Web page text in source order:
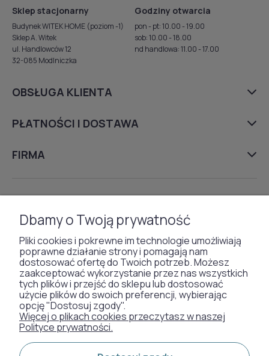
Sklep stacjonarny
Budynek WITEK HOME (poziom -1)
Sklep A. Witek
ul. Handlowców 12
32-085 Modlniczka
Godziny otwarcia
pon - pt: 10.00 - 19.00
sob: 10.00 - 18.00
nd handlowa: 11.00 - 17.00
OBSŁUGA KLIENTA
PŁATNOŚCI I DOSTAWA
FIRMA
TAPETY
SZTUCZNA TRAWA
WYKŁADZINY DYWANOWE
Otrzymaliśmy
Dbamy o Twoją prywatność
Pliki cookies i pokrewne im technologie umożliwiają
poprawne działanie strony i pomagają nam
dostosować ofertę do Twoich potrzeb. Możesz
zaakceptować wykorzystanie przez nas wszystkich
tych plików i przejść do sklepu lub dostosować
użycie plików do swoich preferencji, wybierając
opcję "Dostosuj zgody".
Więcej o plikach cookies przeczytasz w naszej
Polityce prywatności.